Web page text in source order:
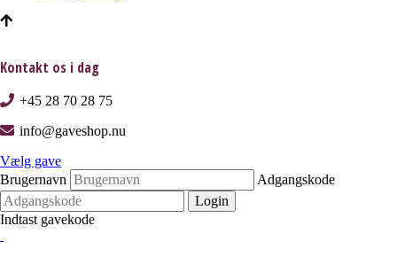
Kontakt os i dag
+45 28 70 28 75
info@gaveshop.nu
Vælg gave
Brugernavn
Adgangskode
Login
Indtast gavekode